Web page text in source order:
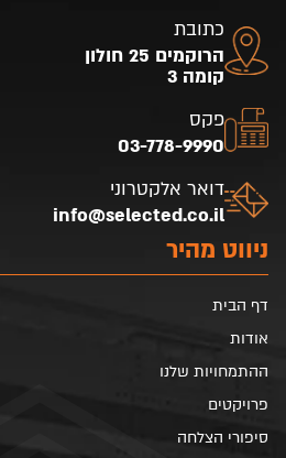
ניווט מהיר
דף הבית
אודות
ההתמחויות שלנו
פרויקטים
סיפורי הצלחה
כתובת
הרוקמים 25 חולון
קומה 3
פקס
03-778-9990
דואר אלקטרוני
info@selected.co.il